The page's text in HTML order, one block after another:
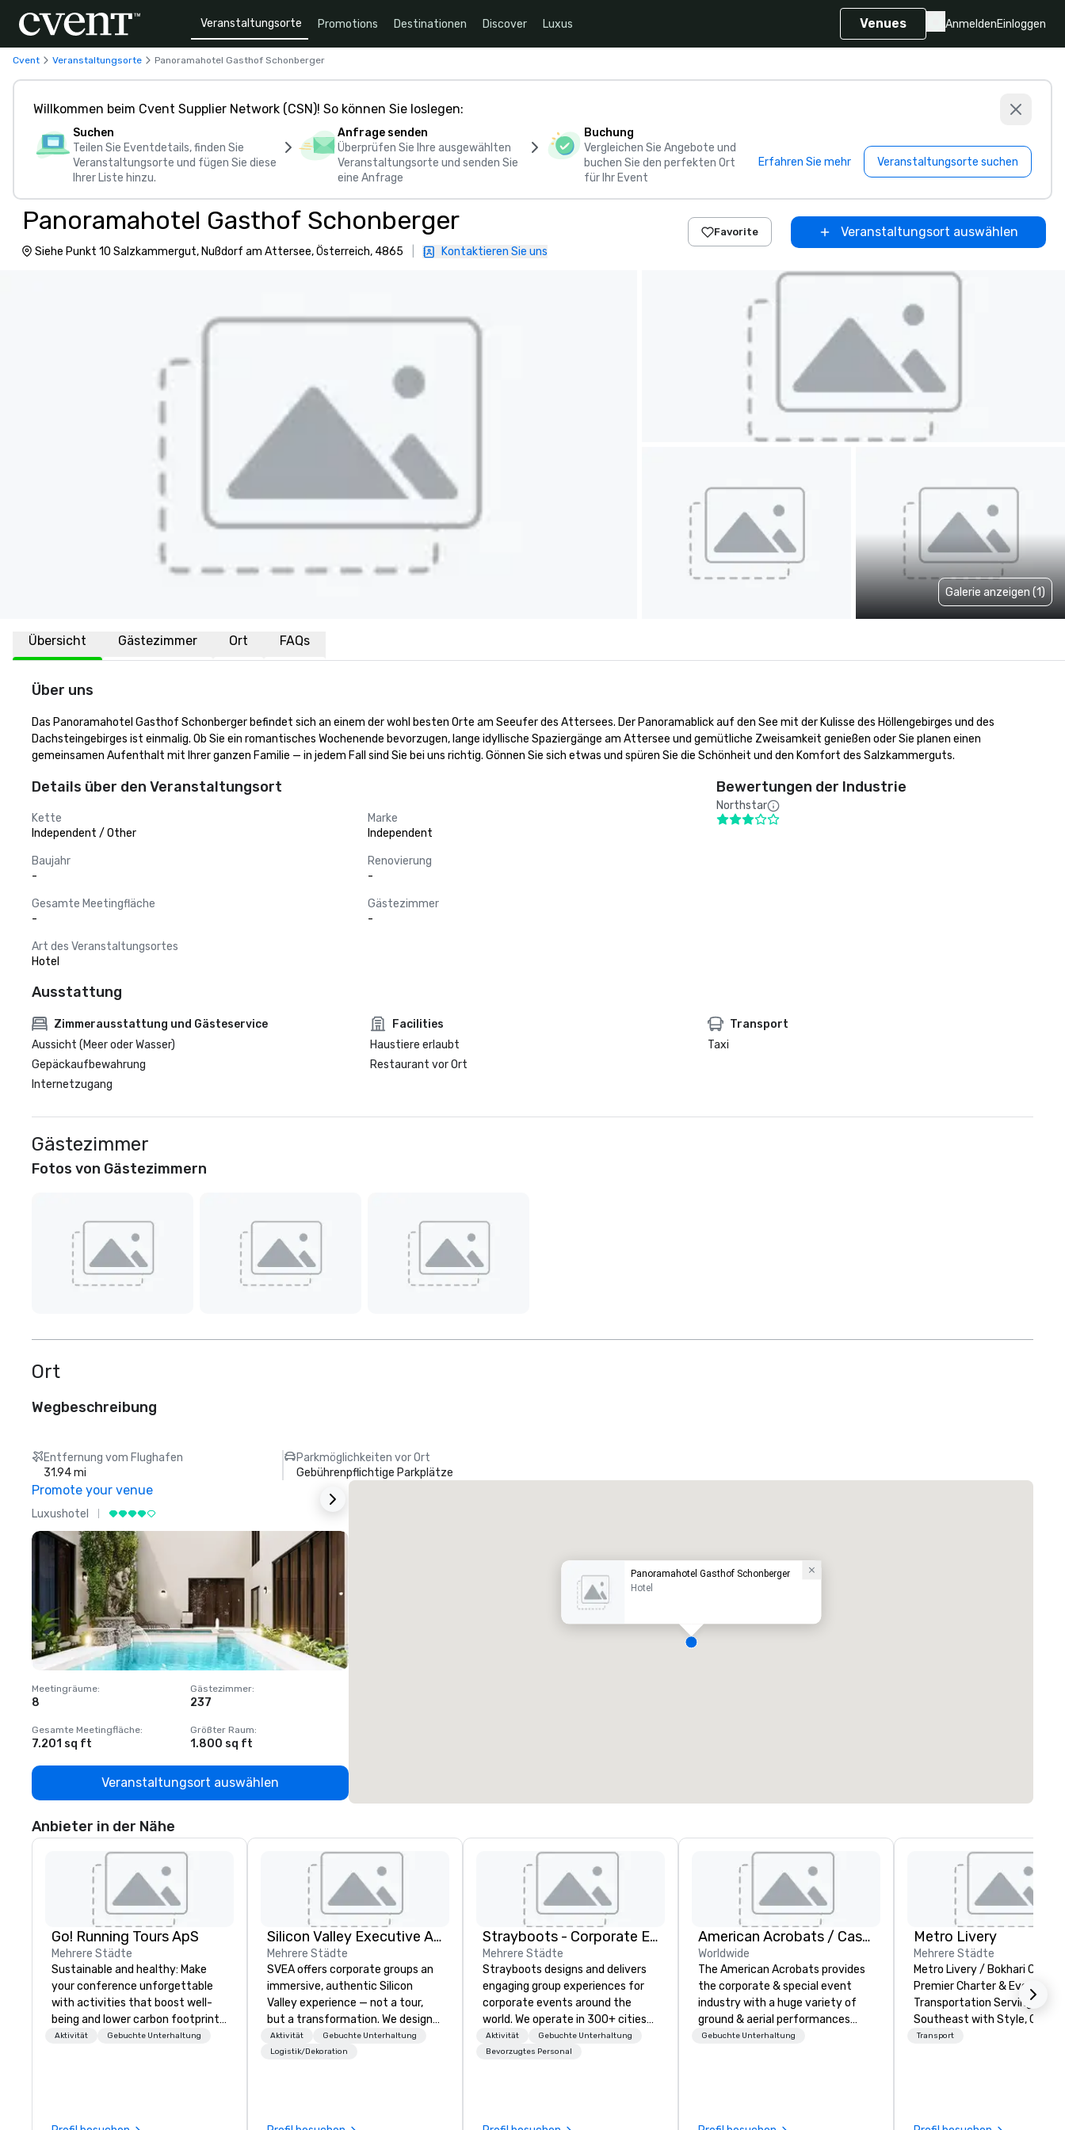
Veranstaltungsorte Promotions Destinationen Discover Luxus Venues AnmeldenEinloggen
Cvent Veranstaltungsorte Panoramahotel Gasthof Schonberger
Willkommen beim Cvent Supplier Network (CSN)! So können Sie loslegen:
Suchen
Teilen Sie Eventdetails, finden Sie
Veranstaltungsorte und fügen Sie diese
Ihrer Liste hinzu.
Anfrage senden
Überprüfen Sie Ihre ausgewählten
Veranstaltungsorte und senden Sie
eine Anfrage
Buchung
Vergleichen Sie Angebote und
buchen Sie den perfekten Ort
für Ihr Event
Erfahren Sie mehr Veranstaltungsorte suchen
Panoramahotel Gasthof Schonberger
Siehe Punkt 10 Salzkammergut, Nußdorf am Attersee, Österreich, 4865 Kontaktieren Sie uns
Favorite Veranstaltungsort auswählen
Galerie anzeigen (1)
Übersicht Gästezimmer Ort FAQs
Über uns
Das Panoramahotel Gasthof Schonberger befindet sich an einem der wohl besten Orte am Seeufer des Attersees. Der Panoramablick auf den See mit der Kulisse des Höllengebirges und des
Dachsteingebirges ist einmalig. Ob Sie ein romantisches Wochenende bevorzugen, lange idyllische Spaziergänge am Attersee und gemütliche Zweisamkeit genießen oder Sie planen einen
gemeinsamen Aufenthalt mit Ihrer ganzen Familie — in jedem Fall sind Sie bei uns richtig. Gönnen Sie sich etwas und spüren Sie die Schönheit und den Komfort des Salzkammerguts.
Details über den Veranstaltungsort
Kette
Independent / Other
Marke
Independent
Baujahr
-
Renovierung
-
Gesamte Meetingfläche
-
Gästezimmer
-
Art des Veranstaltungsortes
Hotel
Bewertungen der Industrie
Northstar
Ausstattung
Zimmerausstattung und Gästeservice
Aussicht (Meer oder Wasser)
Gepäckaufbewahrung
Internetzugang
Facilities
Haustiere erlaubt
Restaurant vor Ort
Transport
Taxi
Gästezimmer
Fotos von Gästezimmern
Ort
Wegbeschreibung
Entfernung vom Flughafen
31.94 mi
Parkmöglichkeiten vor Ort
Gebührenpflichtige Parkplätze
Promote your venue
Luxushotel
Meetingräume:
8
Gästezimmer:
237
Gesamte Meetingfläche:
7.201 sq ft
Größter Raum:
1.800 sq ft
Veranstaltungsort auswählen
Panoramahotel Gasthof Schonberger
Hotel
Anbieter in der Nähe
Go! Running Tours ApS
Mehrere Städte
Sustainable and healthy: Make
your conference unforgettable
with activities that boost well-
being and lower carbon footprints.
Explore the world on the run with
Aktivität Gebuchte Unterhaltung
Silicon Valley Executive Academy
Mehrere Städte
SVEA offers corporate groups an
immersive, authentic Silicon
Valley experience — not a tour,
but a transformation. We design
and facilitate custom executive
innovation tours, learning
Aktivität
Gebuchte Unterhaltung
Logistik/Dekoration
Strayboots - Corporate Events and Team Building Activities
Mehrere Städte
Strayboots designs and delivers
engaging group experiences for
corporate events around the
world. We operate in 300+ cities
globally, supporting programs for
50 to 50,000 participants—from
Aktivität
Gebuchte Unterhaltung
Bevorzugtes Personal
American Acrobats / Castle Productions
Worldwide
The American Acrobats provides
the corporate & special event
industry with a huge variety of
ground & aerial performances
using elite professional
Gebuchte Unterhaltung
Metro Livery
Mehrere Städte
Metro Livery / Bokhari
Premier Charter & Event
Transportation Serving the
Southeast with Style,
Reliability Whether you're planning
Transport